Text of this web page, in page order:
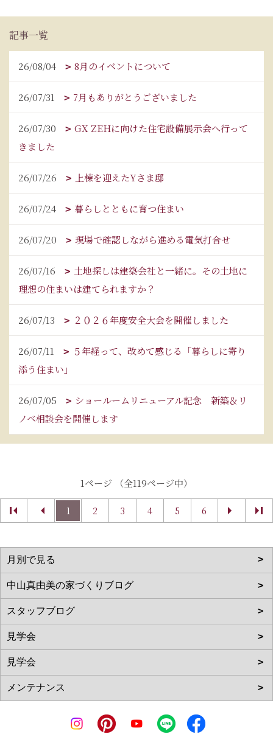
記事一覧
26/08/04 8月のイベントについて
26/07/31 7月もありがとうございました
26/07/30
GX ZEHに向けた住宅設備展示会へ行って
きました
26/07/26 上棟を迎えたYさま邸
26/07/24 暮らしとともに育つ住まい
26/07/20 現場で確認しながら進める電気打合せ
26/07/16
土地探しは建築会社と一緒に。その土地に
理想の住まいは建てられますか？
26/07/13 ２０２６年度安全大会を開催しました
26/07/11
５年経って、改めて感じる「暮らしに寄り
添う住まい」
26/07/05
ショールームリニューアル記念 新築＆リ
ノベ相談会を開催します
1ページ （全119ページ中）
1 2 3 4 5 6